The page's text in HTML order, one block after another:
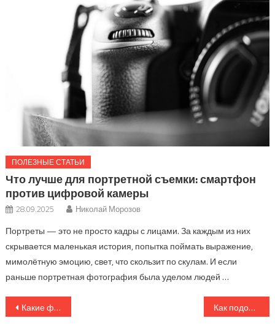
ПОЛЕЗНЫЕ СТАТЬИ
Что лучше для портретной съемки: смартфон
против цифровой камеры
28.09.2025 Николай Морозов
Портреты — это не просто кадры с лицами. За каждым из них
скрывается маленькая история, попытка поймать выражение,
мимолётную эмоцию, свет, что скользит по скулам. И если
раньше портретная фотография была уделом людей …
Навигация
Какие фоны для домашней фотостудии выбрать: варианты и советы Как подобрать свет для съемки портретов в домашних условиях